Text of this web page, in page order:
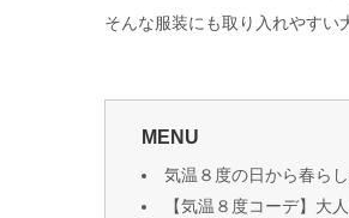
そんな服装にも取り入れやすい
MENU
気温８度の日から春ら
【気温８度コーデ】大